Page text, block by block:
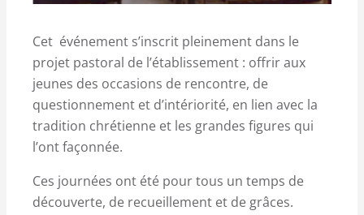
Cet événement s’inscrit pleinement dans le
projet pastoral de l’établissement : offrir aux
jeunes des occasions de rencontre, de
questionnement et d’intériorité, en lien avec la
tradition chrétienne et les grandes figures qui
l’ont façonnée.
Ces journées ont été pour tous un temps de
découverte, de recueillement et de grâces.